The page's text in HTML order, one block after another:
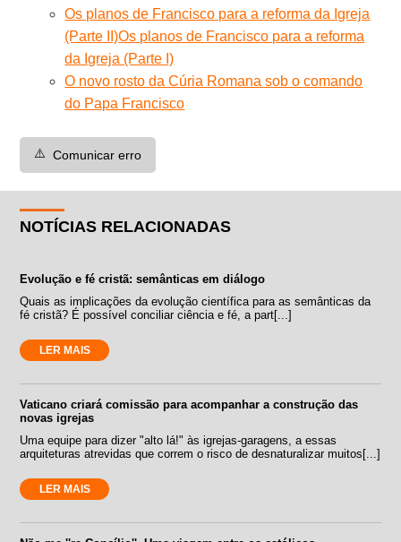
Os planos de Francisco para a reforma da Igreja
(Parte II)Os planos de Francisco para a reforma
da Igreja (Parte I)
O novo rosto da Cúria Romana sob o comando
do Papa Francisco
⚠️ Comunicar erro
NOTÍCIAS RELACIONADAS
Evolução e fé cristã: semânticas em diálogo
Quais as implicações da evolução científica para as semânticas da
fé cristã? É possível conciliar ciência e fé, a part[...]
LER MAIS
Vaticano criará comissão para acompanhar a construção das
novas igrejas
Uma equipe para dizer "alto lá!" às igrejas-garagens, a essas
arquiteturas atrevidas que correm o risco de desnaturalizar muitos[...]
LER MAIS